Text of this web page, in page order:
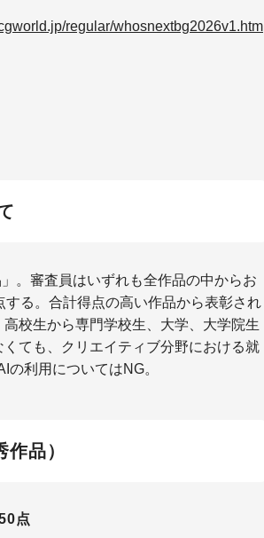
regular/whosnextbg2026v1.htm
。審査員はいずれも全作品の中からお
る。合計得点の高い作品から表彰され
校生から専門学校生、大学、大学院生
ても、クリエイティブ分野における就
利用についてはNG。
品）
点